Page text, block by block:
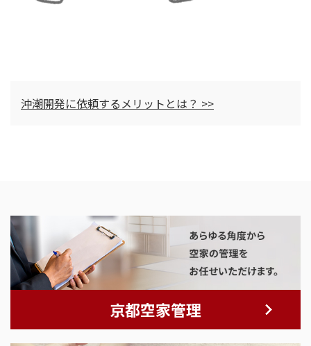
沖潮開発に依頼するメリットとは？ >>
京都空家管理